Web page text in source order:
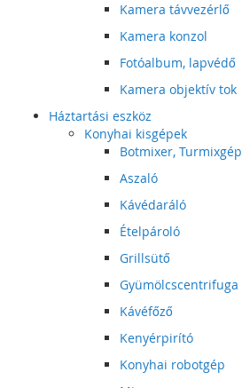
Kamera távvezérlő
Kamera konzol
Fotóalbum, lapvédő
Kamera objektív tok
Háztartási eszköz
Konyhai kisgépek
Botmixer, Turmixgép
Aszaló
Kávédaráló
Ételpároló
Grillsütő
Gyümölcscentrifuga
Kávéfőző
Kenyérpirító
Konyhai robotgép